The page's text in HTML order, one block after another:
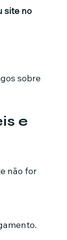
site no
sobre
e
não for